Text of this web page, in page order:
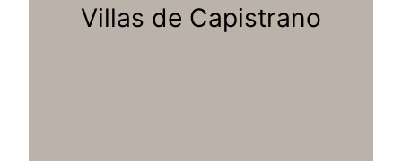
Villas de Capistrano